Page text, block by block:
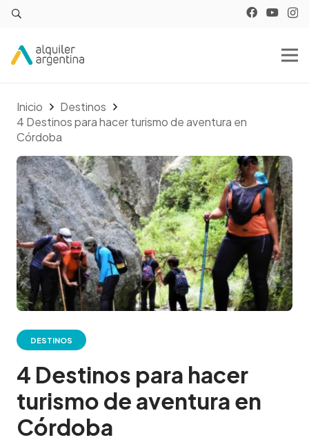
Inicio
Destinos
4 Destinos para hacer turismo de aventura en
Córdoba
DESTINOS
4 Destinos para hacer
turismo de aventura en
Córdoba